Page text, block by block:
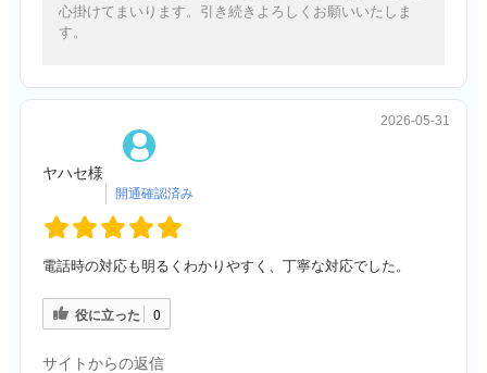
心掛けてまいります。引き続きよろしくお願いいたしま
す。
ヤハセ様
2026-05-31
電話時の対応も明るくわかりやすく、丁寧な対応でした。
役に立った 0
サイトからの返信